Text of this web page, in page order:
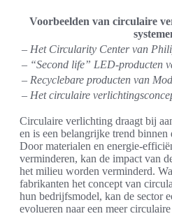
Voorbeelden van circulaire
– Het Circularity Center van
– “Second life” LED-producten
– Recyclebare producten van
– Het circulaire
Circulaire verlichting draagt bij
en is een belangrijke trend
Door materialen en energie-
verminderen, kan de impact van
het milieu worden verminderd.
fabrikanten het concept van
hun bedrijfsmodel, kan de sector
evolueren naar een meer